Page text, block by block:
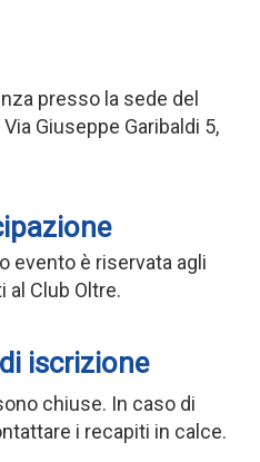
presso la sede del
Via Giuseppe Garibaldi 5,
evento è riservata agli
Club Oltre.
iscrizione
chiuse. In caso di
i recapiti in calce.